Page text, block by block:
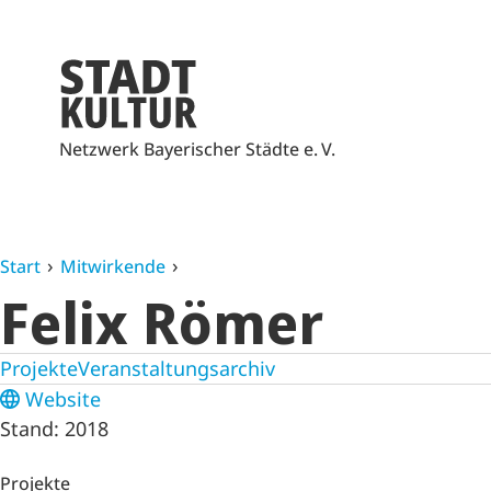
Netzwerk Bayerischer Städte e. V.
Start Mitwirkende
Felix Römer
ProjekteVeranstaltungsarchiv
Website
Stand: 2018
Projekte